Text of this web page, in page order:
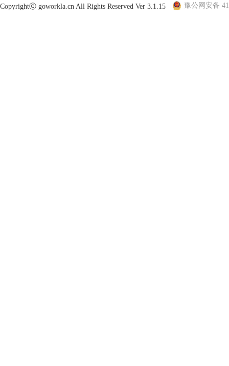
Copyrightⓒ goworkla.cn All Rights Reserved Ver 3.1.15 豫公网安备